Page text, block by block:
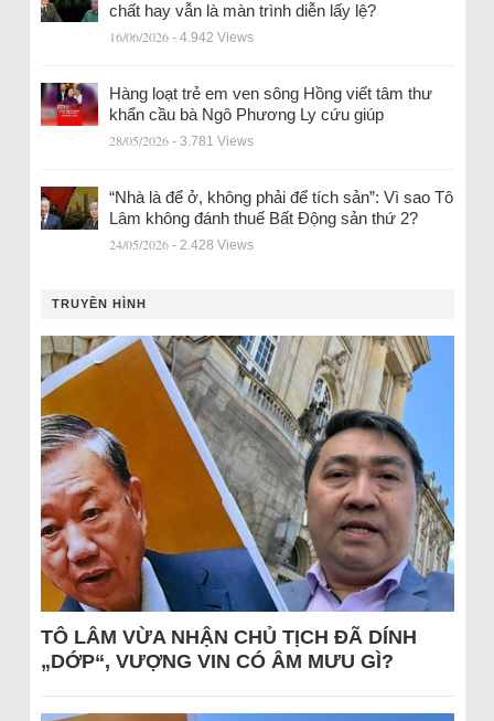
chất hay vẫn là màn trình diễn lấy lệ?
16/06/2026 - 4.942 Views
Hàng loạt trẻ em ven sông Hồng viết tâm thư
khẩn cầu bà Ngô Phương Ly cứu giúp
28/05/2026 - 3.781 Views
“Nhà là để ở, không phải để tích sản”: Vì sao Tô
Lâm không đánh thuế Bất Động sản thứ 2?
24/05/2026 - 2.428 Views
TRUYỀN HÌNH
TÔ LÂM VỪA NHẬN CHỦ TỊCH ĐÃ DÍNH
„DỚP“, VƯỢNG VIN CÓ ÂM MƯU GÌ?